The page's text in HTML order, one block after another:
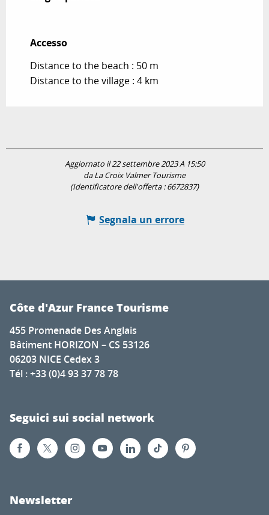
Accesso
Accesso
Distance to the beach : 50 m
Distance to the village : 4 km
Aggiornato il 22 settembre 2023 A 15:50
da La Croix Valmer Tourisme
(Identificatore dell'offerta :6672837)
Segnala un errore
Côte d'Azur France Tourisme
455 Promenade Des Anglais
Bâtiment HORIZON – CS 53126
06203 NICE Cedex 3
Tél : +33 (0)4 93 37 78 78
Seguici sui social network
Newsletter